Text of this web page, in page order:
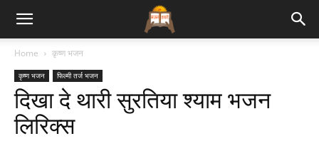
Bhajan
Lyrics
Home कृष्ण भजन
कृष्ण भजन फिल्मी तर्ज भजन
दिखा दे थारी सुरतिया श्याम भजन
लिरिक्स